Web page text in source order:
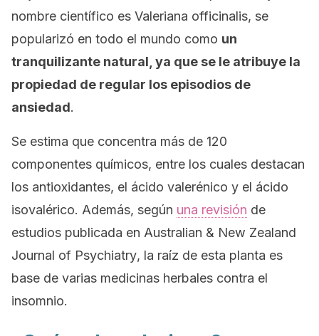
nombre científico es Valeriana officinalis, se
popularizó en todo el mundo como un
tranquilizante natural, ya que se le atribuye la
propiedad de regular los episodios de
ansiedad.
Se estima que concentra más de 120
componentes químicos, entre los cuales destacan
los antioxidantes, el ácido valerénico y el ácido
isovalérico. Además, según una revisión de
estudios publicada en Australian & New Zealand
Journal of Psychiatry, la raíz de esta planta es
base de varias medicinas herbales contra el
insomnio.